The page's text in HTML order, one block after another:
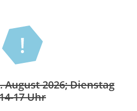
August 2026; Dienstag
17 Uhr